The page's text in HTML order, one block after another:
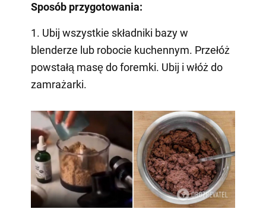
Sposób przygotowania:
1. Ubij wszystkie składniki bazy w
blenderze lub robocie kuchennym. Przełóż
powstałą masę do foremki. Ubij i włóż do
zamrażarki.